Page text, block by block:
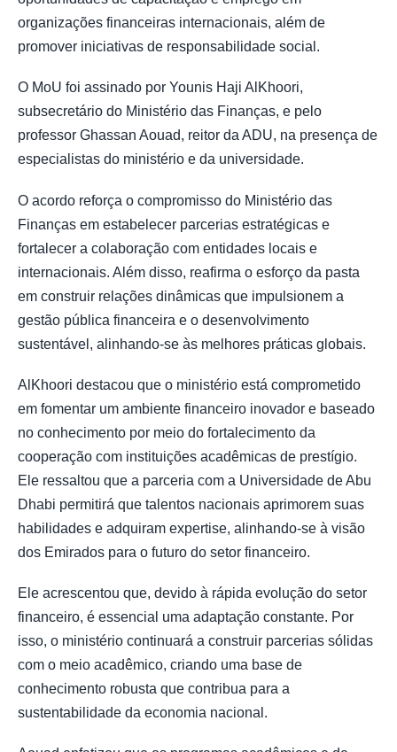
organizações financeiras internacionais, além de
promover iniciativas de responsabilidade social.
O MoU foi assinado por Younis Haji AlKhoori,
subsecretário do Ministério das Finanças, e pelo
professor Ghassan Aouad, reitor da ADU, na presença de
especialistas do ministério e da universidade.
O acordo reforça o compromisso do Ministério das
Finanças em estabelecer parcerias estratégicas e
fortalecer a colaboração com entidades locais e
internacionais. Além disso, reafirma o esforço da pasta
em construir relações dinâmicas que impulsionem a
gestão pública financeira e o desenvolvimento
sustentável, alinhando-se às melhores práticas globais.
AlKhoori destacou que o ministério está comprometido
em fomentar um ambiente financeiro inovador e baseado
no conhecimento por meio do fortalecimento da
cooperação com instituições acadêmicas de prestígio.
Ele ressaltou que a parceria com a Universidade de Abu
Dhabi permitirá que talentos nacionais aprimorem suas
habilidades e adquiram expertise, alinhando-se à visão
dos Emirados para o futuro do setor financeiro.
Ele acrescentou que, devido à rápida evolução do setor
financeiro, é essencial uma adaptação constante. Por
isso, o ministério continuará a construir parcerias sólidas
com o meio acadêmico, criando uma base de
conhecimento robusta que contribua para a
sustentabilidade da economia nacional.